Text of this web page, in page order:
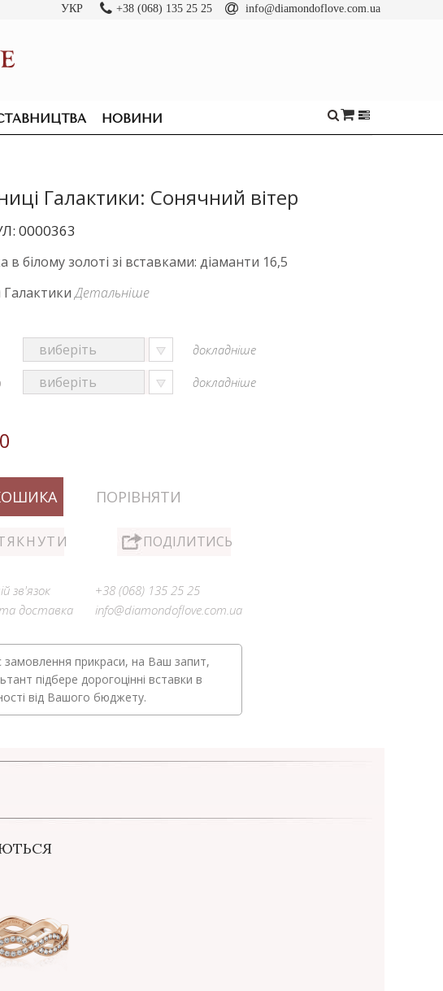
УКР +38 (068) 135 25 25 info@diamondoflove.com.ua
ОБРУЧКИКАБЛУЧКИ
НОВИНИ
Галактики: Сонячний вітер
0000363
в білому золоті зі вставками: діаманти 16,5
ГалактикиДетальніше
докладніше
докладніше
ПОРІВНЯТИ
ПОДІЛИТИСЬ
зв'язок
доставка
+38 (068) 135 25 25
info@diamondoflove.com.ua
замовлення прикраси, на Ваш запит,
підбере дорогоцінні вставки в
від Вашого бюджету.